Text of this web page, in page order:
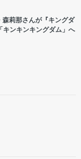
莉那さんが『キングダ
キンキンキングダム」へ